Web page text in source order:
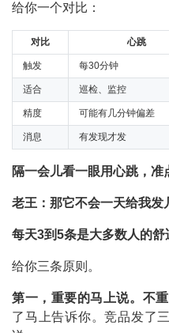
给你一个对比：
对比 心跳
触发 每30分钟
适合 巡检、监控
精度 可能有几分钟偏差
消息 有发现才发
隔一会儿看一眼用心跳，准
老王：那它不会一天给我发
每天3到5条是大多数人的舒
给你三条原则。
第一，重要的马上说。不重
了马上告诉你。竞品发了